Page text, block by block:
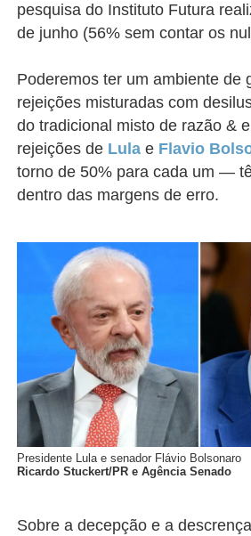
pesquisa do Instituto Futura
de junho (56% sem contar os
Poderemos ter um ambiente de
rejeições misturadas com
do tradicional misto de razão &
rejeições de Lula e Flavio
torno de 50% para cada um—
dentro das margens de erro.
Presidente Lula e senador Flávio Bolsonaro
Ricardo Stuckert/PR e Agência Senado
Sobre a decepção e a